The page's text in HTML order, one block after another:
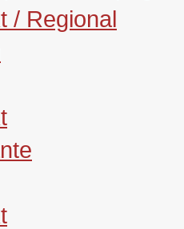
/ Regional